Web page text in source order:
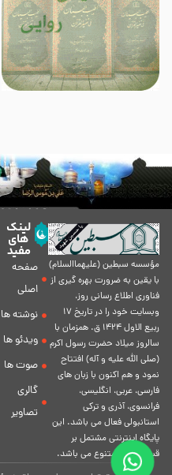
مؤسسه سبطين (عليهماالسلام)
با يقين به ضرورت بهره گیرى از
فناورى اطلاع رسانى روز،
وبسایت خود را در تاريخ 17
ربيع الاول 1424 ق. همزمان با
سالروز ميلاد حضرت رسول اكرم
(صلی الله علیه و آله) افتتاح
نمود و هم اكنون با زبان های
فارسی، عربى، انگلیسی،
فرانسوی، آذری و ترکی
استانبولی فعال مى باشد. اين
پايگاه اينترنتى مشتمل بر
قسمت هاى متنوع مى باشد.
لینک
های
مفید
صفحه
اصلی
نوشته ها
ویدئو ها
صوت ها
گالری
تصاویر